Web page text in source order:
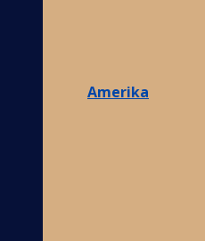
Amerika